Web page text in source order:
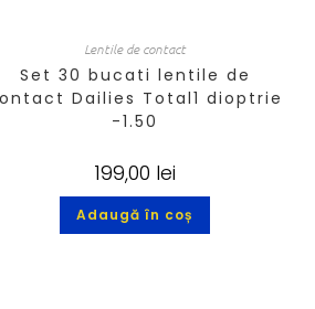
Lentile de contact
Set 30 bucati lentile de
Dailies Total1 dioptrie
-1.50
199,00 lei
Adaugă în coș